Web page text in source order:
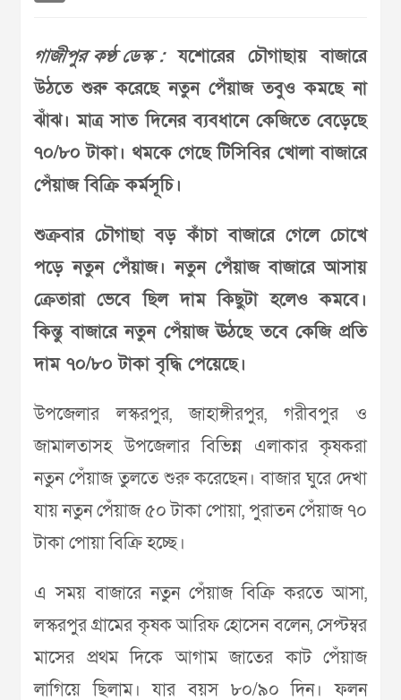
গাজীপুর কণ্ঠ ডেস্ক :যশোরের চৌগাছায় বাজারে
উঠতে শুরু করেছে নতুন পেঁয়াজ তবুও কমছে না
ঝাঁঝ। মাত্র সাত দিনের ব্যবধানে কেজিতে বেড়েছে
৭০/৮০ টাকা। থমকে গেছে টিসিবির খোলা বাজারে
পেঁয়াজ বিক্রি কর্মসূচি।
শুক্রবার চৌগাছা বড় কাঁচা বাজারে গেলে চোখে
পড়ে নতুন পেঁয়াজ। নতুন পেঁয়াজ বাজারে আসায়
ক্রেতারা ভেবে ছিল দাম কিছুটা হলেও কমবে।
কিন্তু বাজারে নতুন পেঁয়াজ ঊঠছে তবে কেজি প্রতি
দাম ৭০/৮০ টাকা বৃদ্ধি পেয়েছে।
উপজেলার লস্করপুর, জাহাঙ্গীরপুর, গরীবপুর ও
জামালতাসহ উপজেলার বিভিন্ন এলাকার কৃষকরা
নতুন পেঁয়াজ তুলতে শুরু করেছেন। বাজার ঘুরে দেখা
যায় নতুন পেঁয়াজ ৫০ টাকা পোয়া, পুরাতন পেঁয়াজ ৭০
টাকা পোয়া বিক্রি হচ্ছে।
এ সময় বাজারে নতুন পেঁয়াজ বিক্রি করতে আসা,
লস্করপুর গ্রামের কৃষক আরিফ হোসেন বলেন, সেপ্টম্বর
মাসের প্রথম দিকে আগাম জাতের কাট পেঁয়াজ
লাগিয়ে ছিলাম। যার বয়স ৮০/৯০ দিন। ফলন